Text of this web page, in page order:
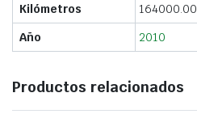
Kilómetros
164000.00
Año
2010
Productos relacionados